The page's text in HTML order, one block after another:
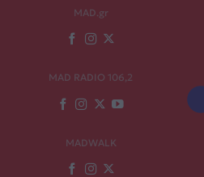
MAD.gr
MAD RADIO 106,2
MADWALK